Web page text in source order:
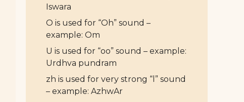
Iswara
O is used for “Oh” sound –
example: Om
U is used for “oo” sound – example:
Urdhva pundram
zh is used for very strong “l” sound
– example: AzhwAr